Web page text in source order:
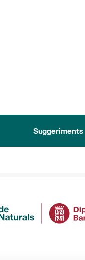
Suggeriments